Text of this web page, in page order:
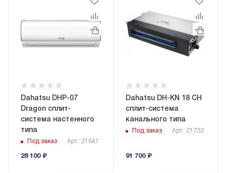
Dahatsu DHP-07
Dragon сплит-
система настенного
типа
Под заказ Арт.: 21641
28 100₽
Dahatsu DH-KN 18 CH
сплит-система
канального типа
Под заказ Арт.: 21732
91 700₽